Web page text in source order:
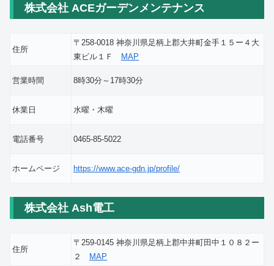
株式会社 ACEガーデンメンテナンス
住所
〒258-0018 神奈川県足柄上郡大井町金手１５ー４大
東ビル１Ｆ MAP
営業時間 8時30分～17時30分
休業日 水曜・木曜
電話番号 0465-85-5022
ホームページ https://www.ace-gdn.jp/profile/
株式会社 Ash電工
住所
〒259-0145 神奈川県足柄上郡中井町田中１０８２ー
２
MAP